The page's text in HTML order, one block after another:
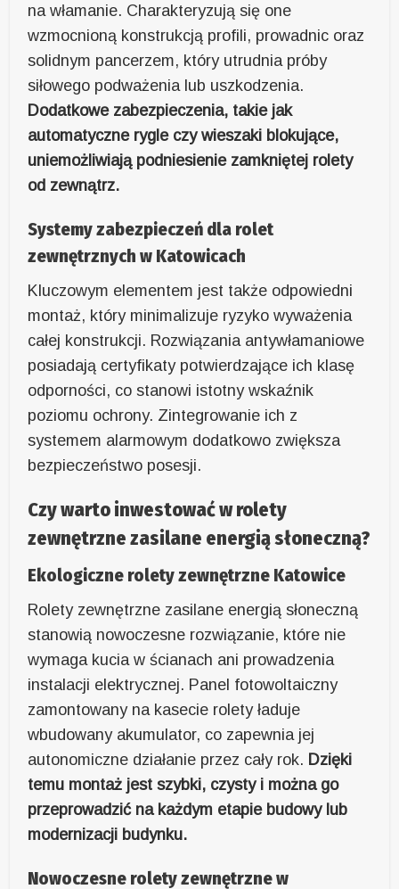
na włamanie. Charakteryzują się one
wzmocnioną konstrukcją profili, prowadnic oraz
solidnym pancerzem, który utrudnia próby
siłowego podważenia lub uszkodzenia.
Dodatkowe zabezpieczenia, takie jak
automatyczne rygle czy wieszaki blokujące,
uniemożliwiają podniesienie zamkniętej rolety
od zewnątrz.
Systemy zabezpieczeń dla rolet
zewnętrznych w Katowicach
Kluczowym elementem jest także odpowiedni
montaż, który minimalizuje ryzyko wyważenia
całej konstrukcji. Rozwiązania antywłamaniowe
posiadają certyfikaty potwierdzające ich klasę
odporności, co stanowi istotny wskaźnik
poziomu ochrony. Zintegrowanie ich z
systemem alarmowym dodatkowo zwiększa
bezpieczeństwo posesji.
Czy warto inwestować w rolety
zewnętrzne zasilane energią słoneczną?
Ekologiczne rolety zewnętrzne Katowice
Rolety zewnętrzne zasilane energią słoneczną
stanowią nowoczesne rozwiązanie, które nie
wymaga kucia w ścianach ani prowadzenia
instalacji elektrycznej. Panel fotowoltaiczny
zamontowany na kasecie rolety ładuje
wbudowany akumulator, co zapewnia jej
autonomiczne działanie przez cały rok. Dzięki
temu montaż jest szybki, czysty i można go
przeprowadzić na każdym etapie budowy lub
modernizacji budynku.
Nowoczesne rolety zewnętrzne w